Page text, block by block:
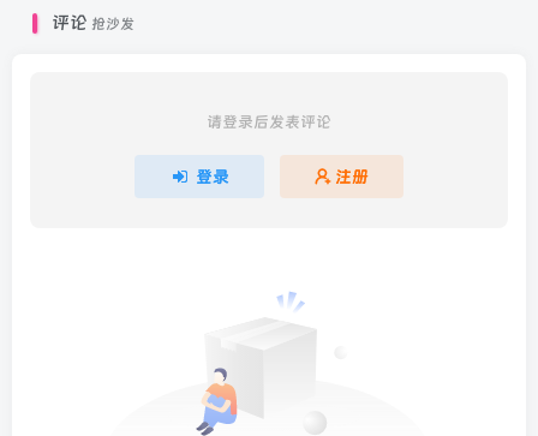
评论 抢沙发
请登录后发表评论
登录 注册